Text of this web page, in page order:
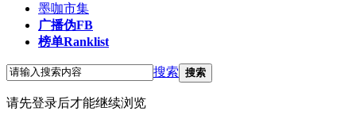
墨咖市集
广播伪FB
榜单Ranklist
搜索 搜索
请先登录后才能继续浏览